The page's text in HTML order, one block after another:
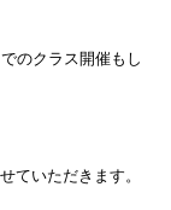
でのクラス開催もし
ていただきます。